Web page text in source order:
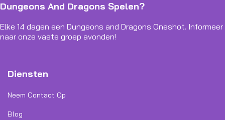
Dungeons And Dragons Spelen?
Elke 14 dagen een Dungeons and Dragons Oneshot. Informeer
naar onze vaste groep avonden!
Diensten
Neem Contact Op
Blog